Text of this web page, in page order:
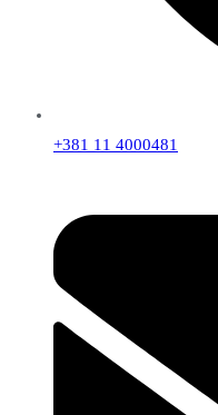
+381 11 4000481